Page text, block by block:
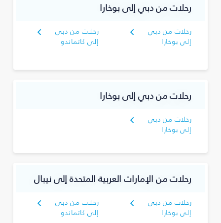
رحلات من دبي إلى بوخارا
رحلات من دبي
إلى بوخارا
رحلات من دبي
إلى كاتماندو
رحلات من دبي إلى بوخارا
رحلات من دبي
إلى بوخارا
رحلات من الإمارات العربية المتحدة إلى نيبال
رحلات من دبي
إلى بوخارا
رحلات من دبي
إلى كاتماندو